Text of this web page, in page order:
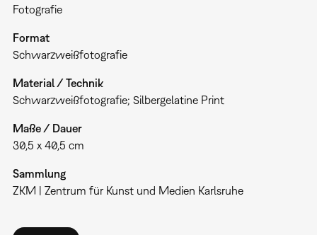
Fotografie
Format
Schwarzweißfotografie
Material / Technik
Schwarzweißfotografie; Silbergelatine Print
Maße / Dauer
30,5 x 40,5 cm
Sammlung
ZKM | Zentrum für Kunst und Medien Karlsruhe